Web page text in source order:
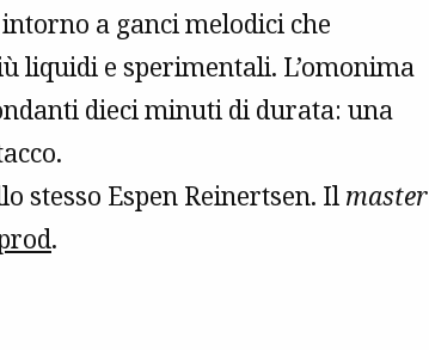
a ganci melodici che
liquidi e sperimentali. L’omonima
dieci minuti di durata: una
stesso Espen Reinertsen. Il master
.